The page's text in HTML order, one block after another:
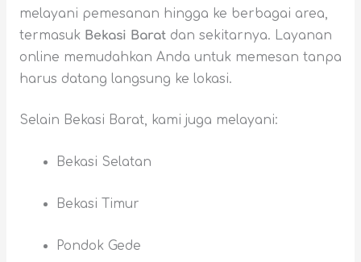
melayani pemesanan hingga ke berbagai area,
termasuk Bekasi Baratdan sekitarnya. Layanan
online memudahkan Anda untuk memesan tanpa
harus datang langsung ke lokasi.
Selain Bekasi Barat, kami juga melayani:
Bekasi Selatan
Bekasi Timur
Pondok Gede